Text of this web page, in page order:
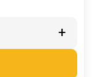
+